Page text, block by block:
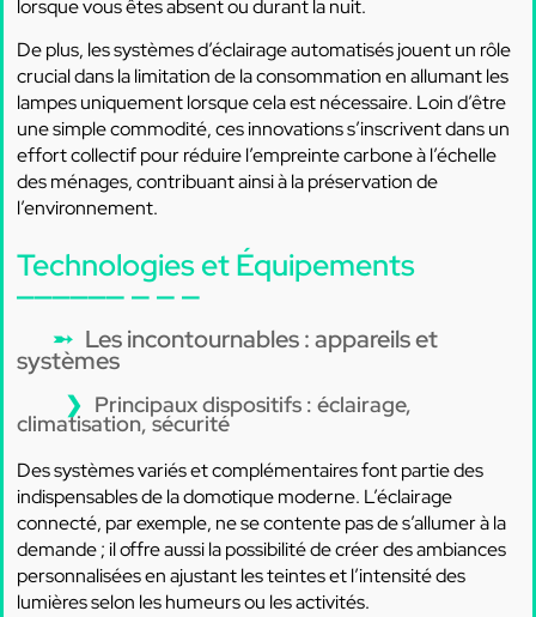
lorsque vous êtes absent ou durant la nuit.
De plus, les systèmes d’éclairage automatisés jouent un rôle
crucial dans la limitation de la consommation en allumant les
lampes uniquement lorsque cela est nécessaire. Loin d’être
une simple commodité, ces innovations s’inscrivent dans un
effort collectif pour réduire l’empreinte carbone à l’échelle
des ménages, contribuant ainsi à la préservation de
l’environnement.
Technologies et Équipements
Les incontournables : appareils et
systèmes
Principaux dispositifs : éclairage,
climatisation, sécurité
Des systèmes variés et complémentaires font partie des
indispensables de la domotique moderne. L’éclairage
connecté, par exemple, ne se contente pas de s’allumer à la
demande ; il offre aussi la possibilité de créer des ambiances
personnalisées en ajustant les teintes et l’intensité des
lumières selon les humeurs ou les activités.